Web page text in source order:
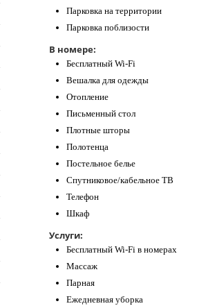
Парковка на территории
Парковка поблизости
В номере:
Бесплатный Wi-Fi
Вешалка для одежды
Отопление
Письменный стол
Плотные шторы
Полотенца
Постельное белье
Спутниковое/кабельное ТВ
Телефон
Шкаф
Услуги:
Бесплатный Wi-Fi в номерах
Массаж
Парная
Ежедневная уборка